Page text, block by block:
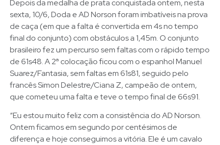
Depois da medalha de prata conquistada ontem, nesta
sexta, 10/6, Doda e AD Norson foram imbatíveis na prova
de caça (em que a falta é convertida em 4s no tempo
final do conjunto) com obstáculos a 1,45m. O conjunto
brasileiro fez um percurso sem faltas com o rápido tempo
de 61s48. A 2ª colocação ficou com o espanhol Manuel
Suarez/Fantasia, sem faltas em 61s81, seguido pelo
francês Simon Delestre/Ciana Z, campeão de ontem,
que cometeu uma falta e teve o tempo final de 66s91.
“Eu estou muito feliz com a consistência do AD Norson.
Ontem ficamos em segundo por centésimos de
diferença e hoje conseguimos a vitória. Ele é um cavalo